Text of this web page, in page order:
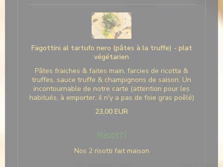
Fagottini al tartufo nero (pâtes à la truffe) - plat
végétarien
Pâtes fraiches & faites main, farcies de ricotta &
truffes, sauce truffe & champignons de saison. Un
incontournable de notre carte (attention pour les
habitués, à emporter, il n'y a pas de foie gras poêlé)
23,00 EUR
Nos 2 risotti fait maison